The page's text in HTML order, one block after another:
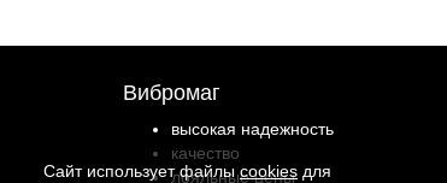
Вибромаг
высокая надежность
качество
лояльные цены
Сайт использует файлыcookies для